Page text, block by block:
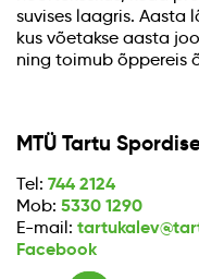
suvises laagris. Aasta
kus võetakse aasta
ning toimub õppereis
MTÜ Tartu
Tel: 744 2124
Mob: 5330 1290
E-mail:
Facebook